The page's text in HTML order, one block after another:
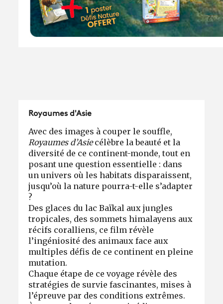
Royaumes d'Asie
Avec des images à couper le souffle,
Royaumes d’Asiecélèbre la beauté et la
diversité de ce continent-monde, tout en
posant une question essentielle : dans
un univers où les habitats disparaissent,
jusqu’où la nature pourra-t-elle s’adapter
?
Des glaces du lac Baïkal aux jungles
tropicales, des sommets himalayens aux
récifs coralliens, ce film révèle
l’ingéniosité des animaux face aux
multiples défis de ce continent en pleine
mutation.
Chaque étape de ce voyage révèle des
stratégies de survie fascinantes, mises à
l’épreuve par des conditions extrêmes.